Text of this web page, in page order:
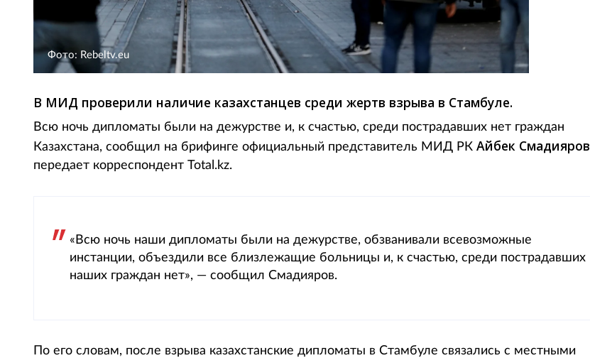
Фото: Rebeltv.eu
В МИД проверили наличие казахстанцев среди жертв взрыва в Стамбуле.
Всю ночь дипломаты были на дежурстве и, к счастью, среди пострадавших нет граждан
Казахстана, сообщил на брифинге официальный представитель МИД РК Айбек Смадияров
передает корреспондент Total.kz.
«Всю ночь наши дипломаты были на дежурстве, обзванивали всевозможные
инстанции, объездили все близлежащие больницы и, к счастью, среди пострадавших
наших граждан нет», — сообщил Смадияров.
По его словам, после взрыва казахстанские дипломаты в Стамбуле связались с местными